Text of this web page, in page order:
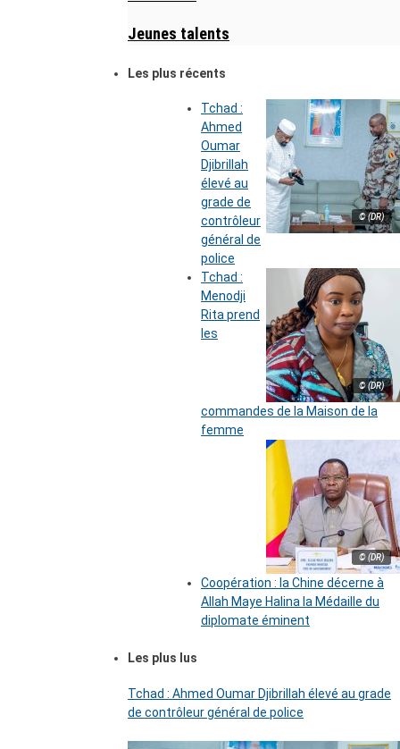
Jeunes talents
Les plus récents
© (DR)
Tchad :
Ahmed
Oumar
Djibrillah
élevé au
grade de
contrôleur
général de
police
© (DR)
Tchad :
Menodji
Rita prend
les
commandes de la Maison de la
femme
© (DR)
Coopération : la Chine décerne à
Allah Maye Halina la Médaille du
diplomate éminent
Les plus lus
Tchad : Ahmed Oumar Djibrillah élevé au grade
de contrôleur général de police